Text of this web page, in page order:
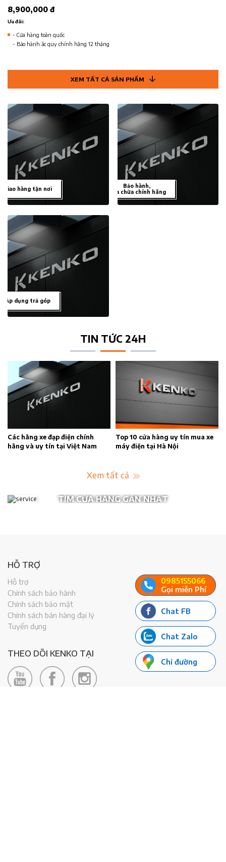
8,900,000 đ
Ưu đãi:
- Cửa hàng toàn quốc
- Bảo hành ắc quy chính hãng 12 tháng
XEM TẤT CẢ SẢN PHẨM
Giao hàng tận nơi
Bảo hành,
sửa chữa chính hãng
Áp dụng trả góp
TIN TỨC 24H
Các hãng xe đạp điện chính
hãng và uy tín tại Việt Nam
Top 10 cửa hàng uy tín mua xe
máy điện tại Hà Nội
Xem tất cả
TÌM CỬA HÀNG GẦN NHẤT
0985155066
Gọi miễn Phí
Chat FB
Chat Zalo
Chỉ đường
HỖ TRỢ
Hỗ trợ
Chính sách bảo hành
Chính sách bảo mật
Chính sách bán hàng đại lý
Tuyển dụng
THEO DÕI KENKO TẠI